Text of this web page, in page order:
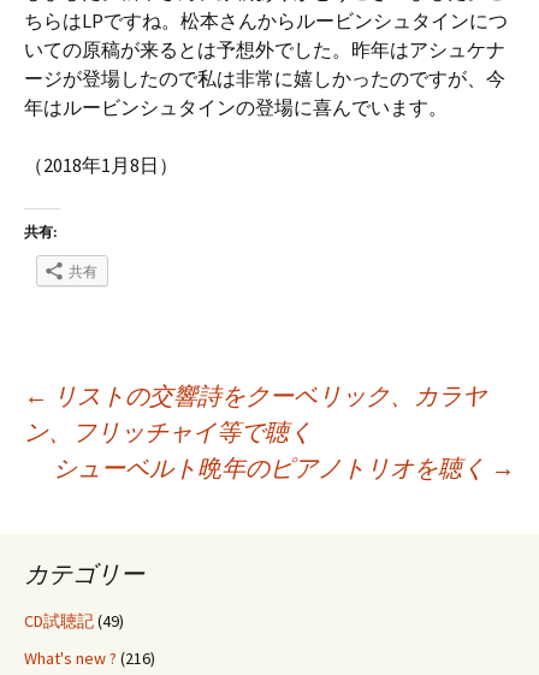
ちらはLPですね。松本さんからルービンシュタインにつ
いての原稿が来るとは予想外でした。昨年はアシュケナ
ージが登場したので私は非常に嬉しかったのですが、今
年はルービンシュタインの登場に喜んでいます。
（2018年1月8日）
共有:
共有
投
ナ
ビ
← リストの交響詩をクーベリック、カラヤ
ン、フリッチャイ等で聴く
シューベルト晩年のピアノトリオを聴く →
カテゴリー
CD試聴記(49)
What's new ? (216)